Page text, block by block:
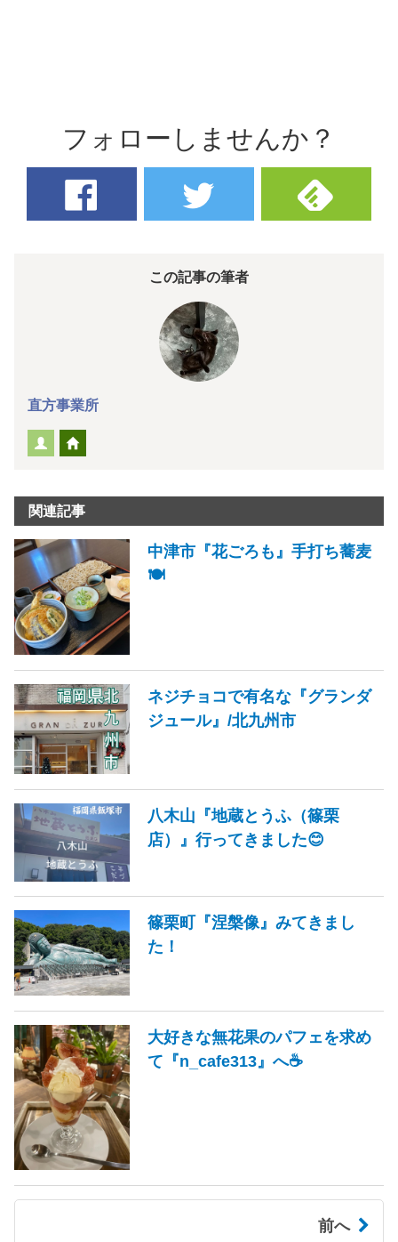
フォローしませんか？
この記事の筆者
直方事業所
関連記事
中津市『花ごろも』手打ち蕎麦
🍽️
ネジチョコで有名な『グランダ
ジュール』/北九州市
八木山『地蔵とうふ（篠栗
店）』行ってきました😊
篠栗町『涅槃像』みてきまし
た！
大好きな無花果のパフェを求め
て『n_cafe313』へ☕
前へ